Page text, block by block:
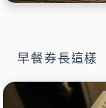
早餐券長這樣